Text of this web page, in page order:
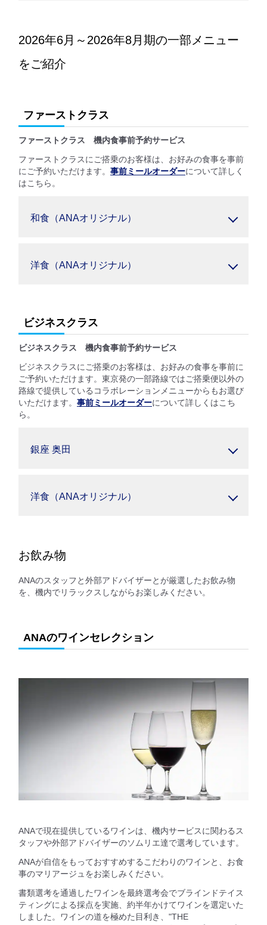
2026年6月～2026年8月期の一部メニュー
をご紹介
ファーストクラス
ファーストクラス 機内食事前予約サービス
ファーストクラスにご搭乗のお客様は、お好みの食事を事前
にご予約いただけます。 事前ミールオーダーについて詳しく
はこちら。
和食（ANAオリジナル）
洋食（ANAオリジナル）
ビジネスクラス
ビジネスクラス 機内食事前予約サービス
ビジネスクラスにご搭乗のお客様は、お好みの食事を事前に
ご予約いただけます。東京発の一部路線ではご搭乗便以外の
路線で提供しているコラボレーションメニューからもお選び
いただけます。 事前ミールオーダーについて詳しくはこち
ら。
銀座 奥田
洋食（ANAオリジナル）
お飲み物
ANAのスタッフと外部アドバイザーとが厳選したお飲み物
を、機内でリラックスしながらお楽しみください。
ANAのワインセレクション
ANAで現在提供しているワインは、機内サービスに関わるス
タッフや外部アドバイザーのソムリエ達で選考しています。
ANAが自信をもっておすすめするこだわりのワインと、お食
事のマリアージュをお楽しみください。
書類選考を通過したワインを最終選考会でブラインドテイス
ティングによる採点を実施、約半年かけてワインを選定いた
しました。ワインの道を極めた目利き、"THE